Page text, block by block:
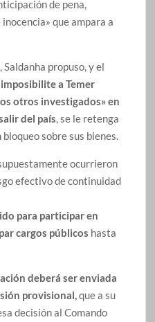
de pena,
que ampara a
propuso, y el
imposibilite a Temer
otros investigados» en
del país , se le retenga
sobre sus bienes.
ocurrieron
efectivo de continuidad
para participar en
cargos públicos hasta
deberá ser enviada
provisional, que a su
decisión al Comando